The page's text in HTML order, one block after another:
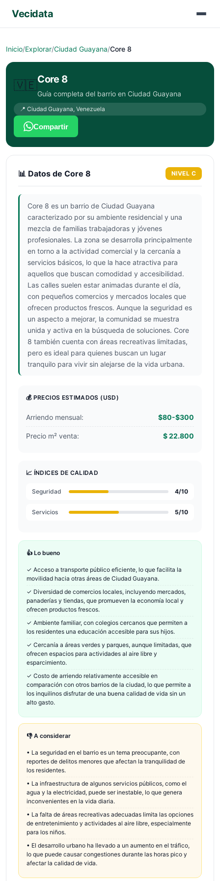
Vecidata
Inicio/Explorar/Ciudad Guayana/Core 8
🇻🇪Core 8
Guía completa del barrio en Ciudad Guayana
📍 Ciudad Guayana, Venezuela
Compartir
📊 Datos de Core 8 NIVEL C
Core 8 es un barrio de Ciudad Guayana
caracterizado por su ambiente residencial y una
mezcla de familias trabajadoras y jóvenes
profesionales. La zona se desarrolla principalmente
en torno a la actividad comercial y la cercanía a
servicios básicos, lo que la hace atractiva para
aquellos que buscan comodidad y accesibilidad.
Las calles suelen estar animadas durante el día,
con pequeños comercios y mercados locales que
ofrecen productos frescos. Aunque la seguridad es
un aspecto a mejorar, la comunidad se muestra
unida y activa en la búsqueda de soluciones. Core
8 también cuenta con áreas recreativas limitadas,
pero es ideal para quienes buscan un lugar
tranquilo para vivir sin alejarse de la vida urbana.
💰 PRECIOS ESTIMADOS (USD)
Arriendo mensual: $80-$300
Precio m² venta: $ 22.800
📈 ÍNDICES DE CALIDAD
Seguridad 4/10
Servicios 5/10
👍 Lo bueno
✓ Acceso a transporte público eficiente, lo que facilita la
movilidad hacia otras áreas de Ciudad Guayana.
✓ Diversidad de comercios locales, incluyendo mercados,
panaderías y tiendas, que promueven la economía local y
ofrecen productos frescos.
✓ Ambiente familiar, con colegios cercanos que permiten a
los residentes una educación accesible para sus hijos.
✓ Cercanía a áreas verdes y parques, aunque limitadas, que
ofrecen espacios para actividades al aire libre y
esparcimiento.
✓ Costo de arriendo relativamente accesible en
comparación con otros barrios de la ciudad, lo que permite a
los inquilinos disfrutar de una buena calidad de vida sin un
alto gasto.
👎 A considerar
• La seguridad en el barrio es un tema preocupante, con
reportes de delitos menores que afectan la tranquilidad de
los residentes.
• La infraestructura de algunos servicios públicos, como el
agua y la electricidad, puede ser inestable, lo que genera
inconvenientes en la vida diaria.
• La falta de áreas recreativas adecuadas limita las opciones
de entretenimiento y actividades al aire libre, especialmente
para los niños.
• El desarrollo urbano ha llevado a un aumento en el tráfico,
lo que puede causar congestiones durante las horas pico y
afectar la calidad de vida.